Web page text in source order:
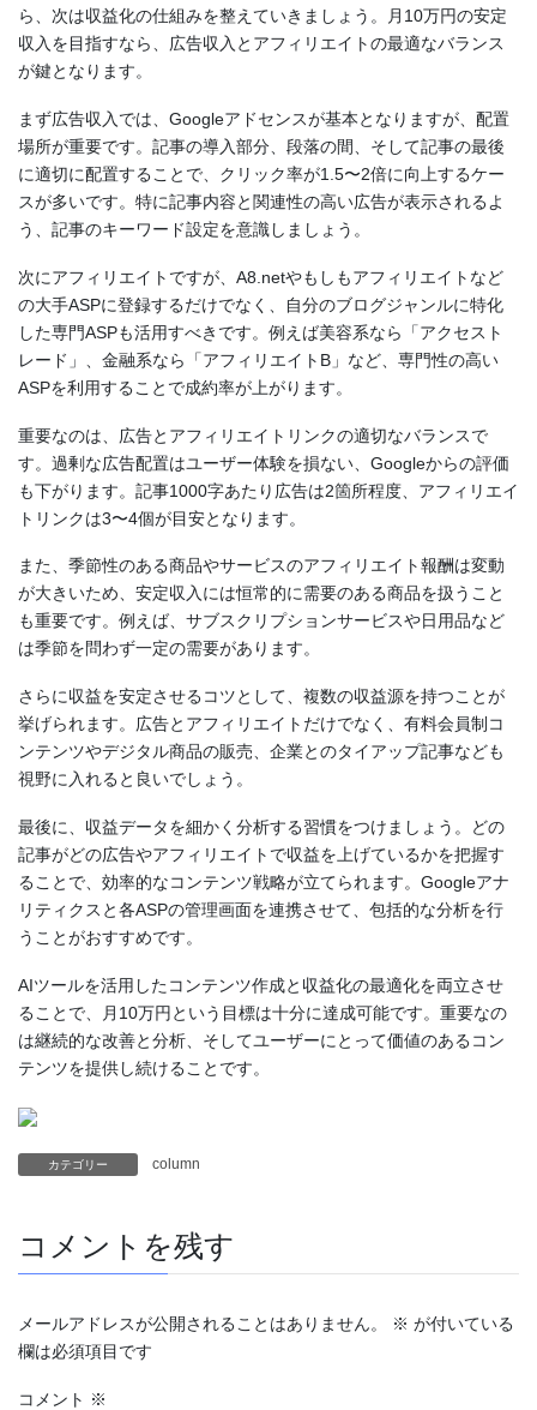
ら、次は収益化の仕組みを整えていきましょう。月10万円の安定
収入を目指すなら、広告収入とアフィリエイトの最適なバランス
が鍵となります。
まず広告収入では、Googleアドセンスが基本となりますが、配置
場所が重要です。記事の導入部分、段落の間、そして記事の最後
に適切に配置することで、クリック率が1.5〜2倍に向上するケー
スが多いです。特に記事内容と関連性の高い広告が表示されるよ
う、記事のキーワード設定を意識しましょう。
次にアフィリエイトですが、A8.netやもしもアフィリエイトなど
の大手ASPに登録するだけでなく、自分のブログジャンルに特化
した専門ASPも活用すべきです。例えば美容系なら「アクセスト
レード」、金融系なら「アフィリエイトB」など、専門性の高い
ASPを利用することで成約率が上がります。
重要なのは、広告とアフィリエイトリンクの適切なバランスで
す。過剰な広告配置はユーザー体験を損ない、Googleからの評価
も下がります。記事1000字あたり広告は2箇所程度、アフィリエイ
トリンクは3〜4個が目安となります。
また、季節性のある商品やサービスのアフィリエイト報酬は変動
が大きいため、安定収入には恒常的に需要のある商品を扱うこと
も重要です。例えば、サブスクリプションサービスや日用品など
は季節を問わず一定の需要があります。
さらに収益を安定させるコツとして、複数の収益源を持つことが
挙げられます。広告とアフィリエイトだけでなく、有料会員制コ
ンテンツやデジタル商品の販売、企業とのタイアップ記事なども
視野に入れると良いでしょう。
最後に、収益データを細かく分析する習慣をつけましょう。どの
記事がどの広告やアフィリエイトで収益を上げているかを把握す
ることで、効率的なコンテンツ戦略が立てられます。Googleアナ
リティクスと各ASPの管理画面を連携させて、包括的な分析を行
うことがおすすめです。
AIツールを活用したコンテンツ作成と収益化の最適化を両立させ
ることで、月10万円という目標は十分に達成可能です。重要なの
は継続的な改善と分析、そしてユーザーにとって価値のあるコン
テンツを提供し続けることです。
カテゴリー column
コメントを残す
メールアドレスが公開されることはありません。 ※ が付いている
欄は必須項目です
コメント ※